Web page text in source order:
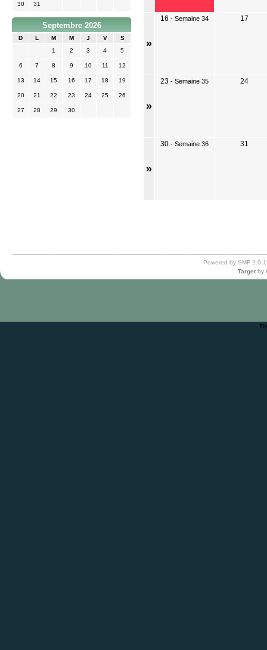
30 31
Septembre 2026
D L M M J V
S
1
2 3 4 5
6 7 8 9 10 11 12
13 14 15 16 17 18 19
20 21 22 23 24 25 26
27 28 29 30
»
16 - Semaine 34 17
»
23 - Semaine 35 24
»
30 - Semaine 36 31
Powered by SMF
Target by